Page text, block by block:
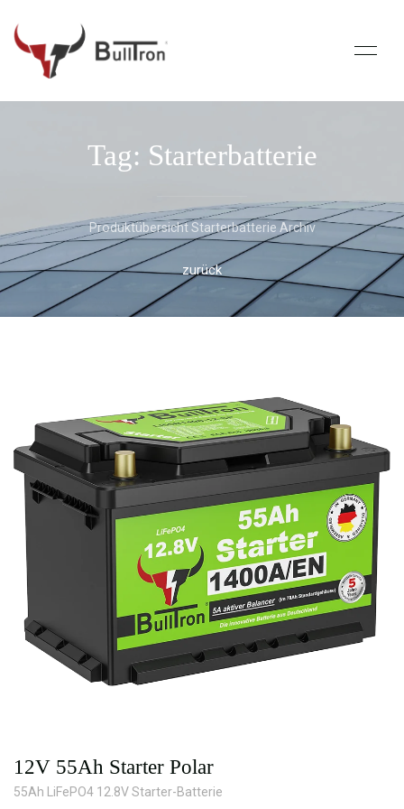
Tag: Starterbatterie
Produktübersicht Starterbatterie Archiv
zurück
12V 55Ah Starter Polar
55Ah LiFePO4 12.8V Starter-Batterie